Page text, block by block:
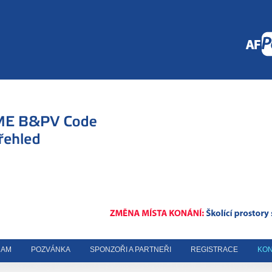
POZVÁNKA SPONZOŘI A PARTNEŘI REGISTRACE